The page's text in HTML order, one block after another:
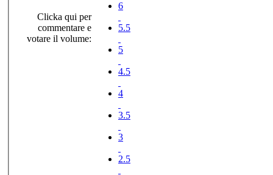
Clicka qui per
commentare e
votare il volume:
6
5.5
5
4.5
4
3.5
3
2.5